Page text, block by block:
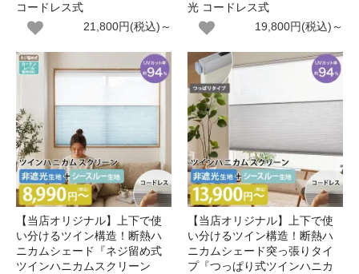
コードレス式
21,800円(税込)～
光 コードレス式
19,800円(税込)～
【当店オリジナル】上下で使
い分けるツイン構造！断熱ハ
ニカムシェード『ネジ留め式
ツインハニカムスクリーン
【当店オリジナル】上下で使
い分けるツイン構造！断熱ハ
ニカムシェード突っ張りタイ
プ『つっぱり式ツインハニカ